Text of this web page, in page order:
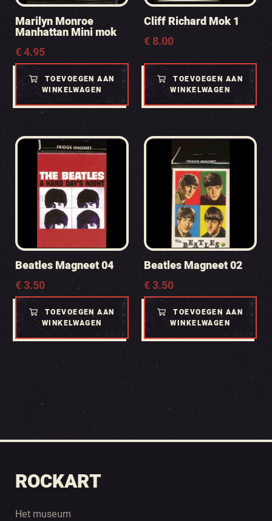
Marilyn Monroe
Manhattan Mini mok
€4.95
TOEVOEGEN AAN
WINKELWAGEN
Cliff Richard Mok 1
€8.00
TOEVOEGEN AAN
WINKELWAGEN
Beatles Magneet 04
€3.50
TOEVOEGEN AAN
WINKELWAGEN
Beatles Magneet 02
€3.50
TOEVOEGEN AAN
WINKELWAGEN
ROCKART
Het museum